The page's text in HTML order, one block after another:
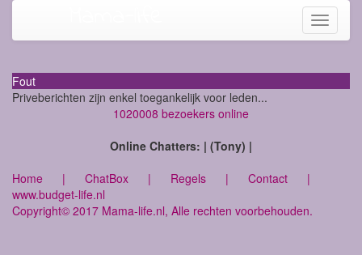
Toggle
Fout
Priveberichten zijn enkel toegankelijk voor leden...
1020008 bezoekers online
Online Chatters: | (Tony) |
Home | ChatBox | Regels | Contact |
www.budget-life.nl
Copyright© 2017 Mama-life.nl, Alle rechten voorbehouden.